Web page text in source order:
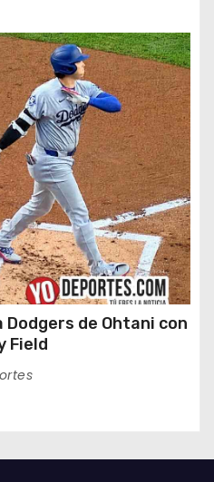
de Ohtani con
Field